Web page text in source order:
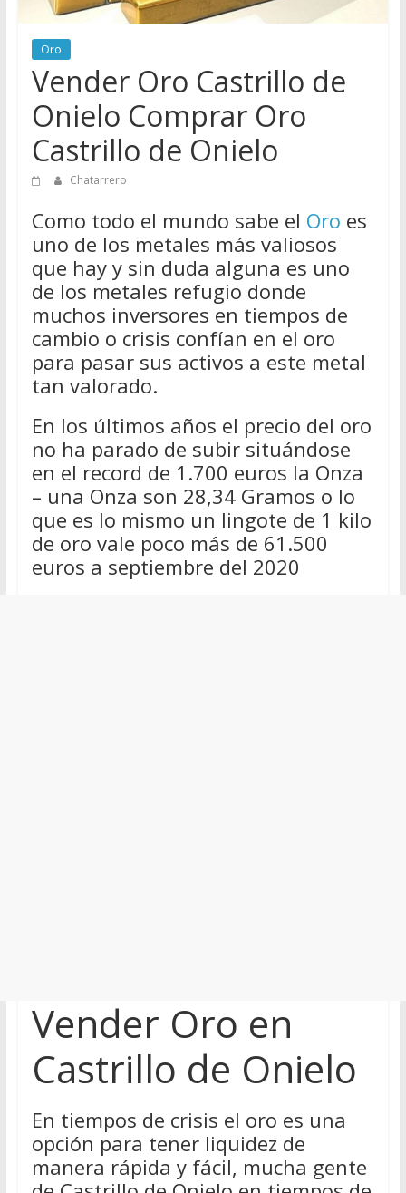
para
vender
Chatarra
Oro
Vender Oro Castrillo de
Onielo Comprar Oro
Castrillo de Onielo
Chatarrero
Como todo el mundo sabe el Oro es
uno de los metales más valiosos
que hay y sin duda alguna es uno
de los metales refugio donde
muchos inversores en tiempos de
cambio o crisis confían en el oro
para pasar sus activos a este metal
tan valorado.
En los últimos años el precio del oro
no ha parado de subir situándose
en el record de 1.700 euros la Onza
– una Onza son 28,34 Gramos o lo
que es lo mismo un lingote de 1 kilo
de oro vale poco más de 61.500
euros a septiembre del 2020
Vender Oro en
Castrillo de Onielo
En tiempos de crisis el oro es una
opción para tener liquidez de
manera rápida y fácil, mucha gente